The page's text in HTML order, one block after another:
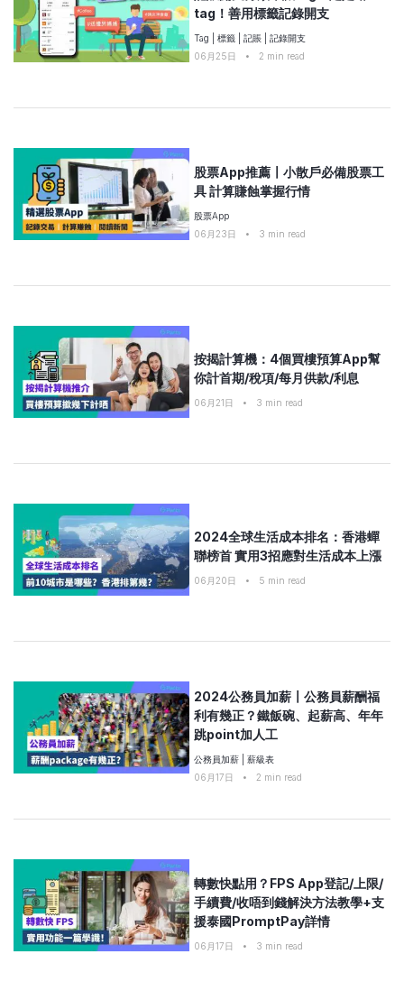
tag！善用標籤記錄開支
Tag 標籤 記賬
記錄開支
06月25日
• 2 min read
股票App推薦〡小散戶必備股票工
具 計算賺蝕掌握行情
股票App
06月23日
• 3 min read
按揭計算機：4個買樓預算App幫
你計首期/稅項/每月供款/利息
06月21日 • 3 min read
2024全球生活成本排名：香港蟬
聯榜首 實用3招應對生活成本上漲
06月20日 • 5 min read
2024公務員加薪〡公務員薪酬福
利有幾正？鐵飯碗、起薪高、年年
跳point加人工
公務員加薪
薪級表
06月17日
• 2 min read
轉數快點用？FPS App登記/上限/
手續費/收唔到錢解決方法教學+支
援泰國PromptPay詳情
06月17日 • 3 min read